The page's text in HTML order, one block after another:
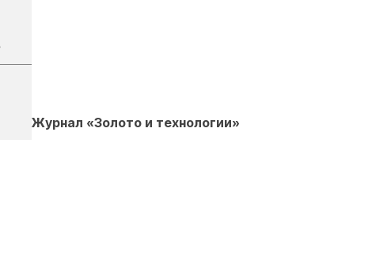
Журнал «Золото и технологии»